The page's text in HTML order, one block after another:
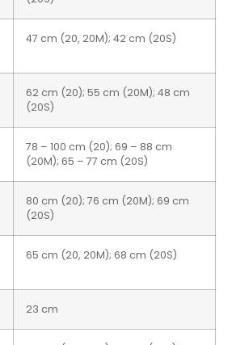
47 cm (20, 20M); 42 cm (20S)
62 cm (20); 55 cm (20M); 48 cm
(20S)
78 – 100 cm (20); 69 – 88 cm
(20M); 65 – 77 cm (20S)
80 cm (20); 76 cm (20M); 69 cm
(20S)
65 cm (20, 20M); 68 cm (20S)
23 cm